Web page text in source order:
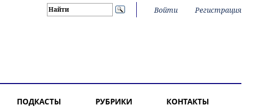
Войти Регистрация
ПОДКАСТЫ РУБРИКИ КОНТАКТЫ